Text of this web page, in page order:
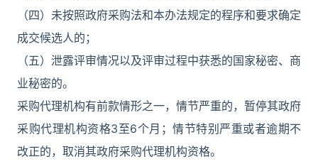
（四）未按照政府采购法和本办法规定的程序和要求确定
成交候选人的；
（五）泄露评审情况以及评审过程中获悉的国家秘密、商
业秘密的。
采购代理机构有前款情形之一，情节严重的，暂停其政府
采购代理机构资格3至6个月；情节特别严重或者逾期不
改正的，取消其政府采购代理机构资格。